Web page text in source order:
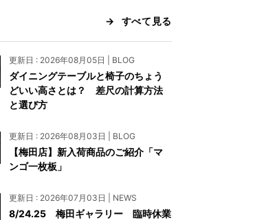
よくあるご質問
お問い合わせ
資料請求
工務店様・設計会社様向けお問い合わせ
すべて見る
更新日 : 2026年08月05日 | BLOG
ダイニングテーブルと椅子のちょう
どいい高さとは？ 差尺の計算方法
と選び方
更新日 : 2026年08月03日 | BLOG
【梅田店】新入荷商品のご紹介「マ
ンゴ一枚板」
更新日 : 2026年07月03日 | NEWS
8/24.25 梅田ギャラリー 臨時休業